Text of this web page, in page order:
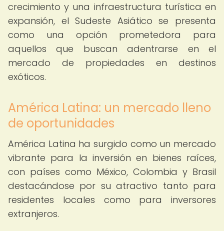
crecimiento y una infraestructura turística en
expansión, el Sudeste Asiático se presenta
como una opción prometedora para
aquellos que buscan adentrarse en el
mercado de propiedades en destinos
exóticos.
América Latina: un mercado lleno
de oportunidades
América Latina ha surgido como un mercado
vibrante para la inversión en bienes raíces,
con países como México, Colombia y Brasil
destacándose por su atractivo tanto para
residentes locales como para inversores
extranjeros.